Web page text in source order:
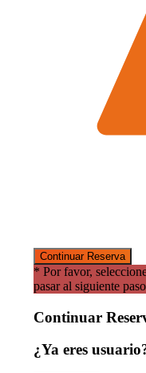
* Por favor,
pasar al siguiente
Continuar
¿Ya eres